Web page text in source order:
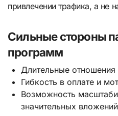
привлечении трафика, а не
Сильные стороны
программ
Длительные отношения
Гибкость в оплате и
Возможность
значительных вложений